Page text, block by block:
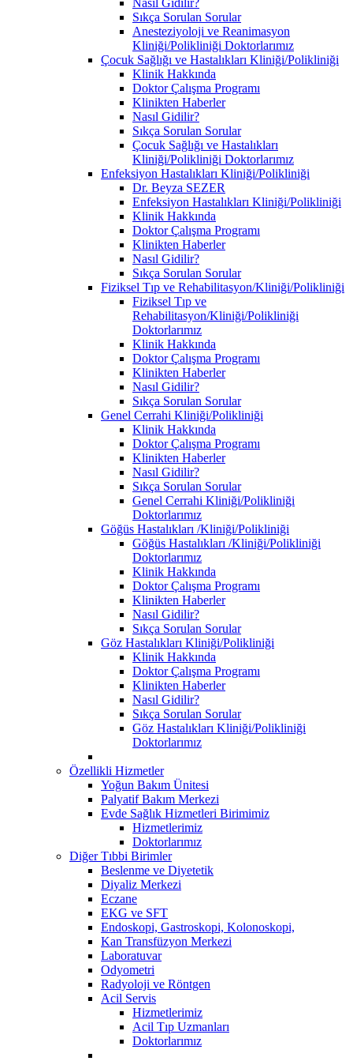
Sıkça Sorulan Sorular
Anesteziyoloji ve Reanimasyon
Kliniği/Polikliniği Doktorlarımız
Çocuk Sağlığı ve Hastalıkları Kliniği/Polikliniği
Klinik Hakkında
Doktor Çalışma Programı
Klinikten Haberler
Nasıl Gidilir?
Sıkça Sorulan Sorular
Çocuk Sağlığı ve Hastalıkları
Kliniği/Polikliniği Doktorlarımız
Enfeksiyon Hastalıkları Kliniği/Polikliniği
Dr. Beyza SEZER
Enfeksiyon Hastalıkları Kliniği/Polikliniği
Klinik Hakkında
Doktor Çalışma Programı
Klinikten Haberler
Nasıl Gidilir?
Sıkça Sorulan Sorular
Fiziksel Tıp ve Rehabilitasyon/Kliniği/Polikliniği
Fiziksel Tıp ve
Rehabilitasyon/Kliniği/Polikliniği
Doktorlarımız
Klinik Hakkında
Doktor Çalışma Programı
Klinikten Haberler
Nasıl Gidilir?
Sıkça Sorulan Sorular
Genel Cerrahi Kliniği/Polikliniği
Klinik Hakkında
Doktor Çalışma Programı
Klinikten Haberler
Nasıl Gidilir?
Sıkça Sorulan Sorular
Genel Cerrahi Kliniği/Polikliniği
Doktorlarımız
Göğüs Hastalıkları /Kliniği/Polikliniği
Göğüs Hastalıkları /Kliniği/Polikliniği
Doktorlarımız
Klinik Hakkında
Doktor Çalışma Programı
Klinikten Haberler
Nasıl Gidilir?
Sıkça Sorulan Sorular
Göz Hastalıkları Kliniği/Polikliniği
Klinik Hakkında
Doktor Çalışma Programı
Klinikten Haberler
Nasıl Gidilir?
Sıkça Sorulan Sorular
Göz Hastalıkları Kliniği/Polikliniği
Doktorlarımız
Özellikli Hizmetler
Yoğun Bakım Ünitesi
Palyatif Bakım Merkezi
Evde Sağlık Hizmetleri Birimimiz
Hizmetlerimiz
Doktorlarımız
Diğer Tıbbi Birimler
Beslenme ve Diyetetik
Diyaliz Merkezi
Eczane
EKG ve SFT
Endoskopi, Gastroskopi, Kolonoskopi,
Kan Transfüzyon Merkezi
Laboratuvar
Odyometri
Radyoloji ve Röntgen
Acil Servis
Hizmetlerimiz
Acil Tıp Uzmanları
Doktorlarımız